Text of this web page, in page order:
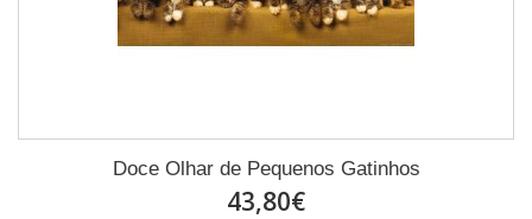
Doce Olhar de Pequenos Gatinhos
43,80€